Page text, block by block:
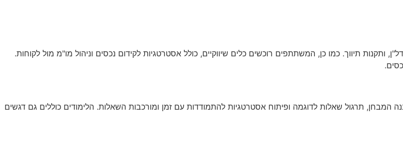
ותקנות תיווך. כמו כן, המשתתפים רוכשים כלים שיווקיים, כולל אסטרטגיות לקידום נכסים וניהול מו"מ מול לקוחות.
תרגול שאלות לדוגמה ופיתוח אסטרטגיות להתמודדות עם זמן ומורכבות השאלות. הלימודים כוללים גם דגשים